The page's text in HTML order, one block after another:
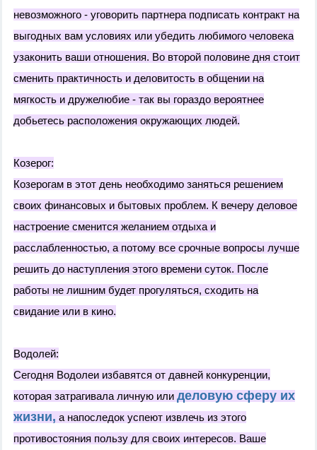
невозможного - уговорить партнера подписать контракт на
выгодных вам условиях или убедить любимого человека
узаконить ваши отношения. Во второй половине дня стоит
сменить практичность и деловитость в общении на
мягкость и дружелюбие - так вы гораздо вероятнее
добьетесь расположения окружающих людей.
Козерог:
Козерогам в этот день необходимо заняться решением
своих финансовых и бытовых проблем. К вечеру деловое
настроение сменится желанием отдыха и
расслабленностью, а потому все срочные вопросы лучше
решить до наступления этого времени суток. После
работы не лишним будет прогуляться, сходить на
свидание или в кино.
Водолей:
Сегодня Водолеи избавятся от давней конкуренции,
которая затрагивала личную или деловую сферу их
жизни, а напоследок успеют извлечь из этого
противостояния пользу для своих интересов. Ваше